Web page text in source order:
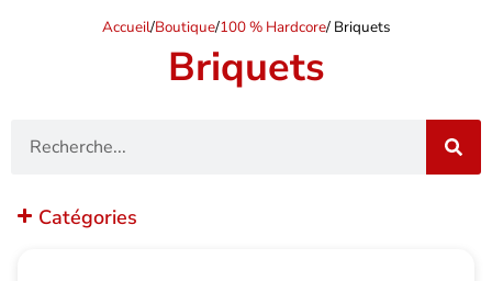
Accueil/Boutique/100 % Hardcore/ Briquets
Briquets
Catégories